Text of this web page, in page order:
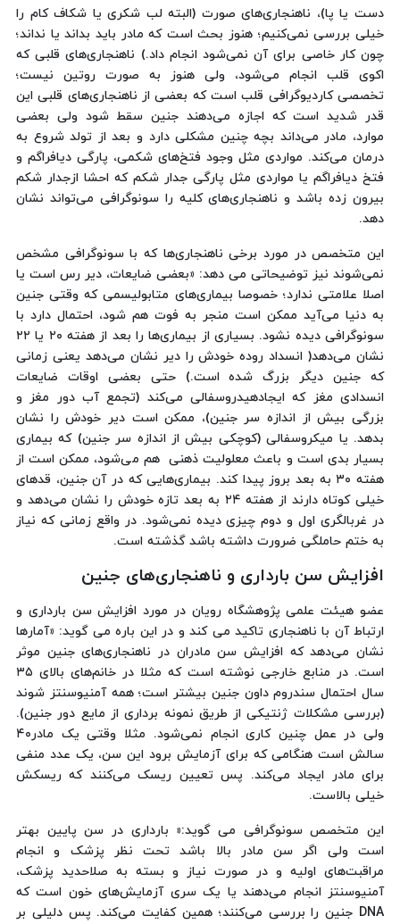
دست یا پا)، ناهنجاری‌های صورت (البته لب شکری یا شکاف کام را
خیلی بررسی نمی‌کنیم؛ هنوز بحث است که مادر باید بداند یا نداند؛
چون کار خاصی برای آن نمی‌شود انجام داد.) ناهنجاری‌های قلبی که
اکوی قلب انجام می‌شود، ولی هنوز به صورت روتین نیست؛
تخصصی کاردیوگرافی قلب است که بعضی از ناهنجاری‌های قلبی این
قدر شدید است که اجازه می‌دهند جنین سقط شود ولی بعضی
موارد، مادر می‌داند بچه چنین مشکلی دارد و بعد از تولد شروع به
درمان می‌کند. مواردی مثل وجود فتخ‌های شکمی، پارگی دیافراگم و
فتخ دیافراگم یا مواردی مثل پارگی جدار شکم که احشا ازجدار شکم
بیرون زده باشد و ناهنجاری‌های کلیه را سونوگرافی می‌تواند نشان
دهد.
این متخصص در مورد برخی ناهنجاری‌ها که با سونوگرافی مشخص
نمی‌شوند نیز توضیحاتی می دهد: «بعضی ضایعات، دیر رس است یا
اصلا علامتی ندارد؛ خصوصا بیماری‌های متابولیسمی که وقتی جنین
به دنیا می‌آید ممکن است منجر به فوت هم شود، احتمال دارد با
سونوگرافی دیده نشود. بسیاری از بیماری‌ها را بعد از هفته ۲۰ یا ۲۲
نشان می‌دهد( انسداد روده خودش را دیر نشان می‌دهد یعنی زمانی
که جنین دیگر بزرگ شده است.) حتی بعضی اوقات ضایعات
انسدادی مغز که ایجادهیدروسفالی می‌کند (تجمع آب دور مغز و
بزرگی بیش از اندازه سر جنین)، ممکن است دیر خودش را نشان
بدهد. یا میکروسفالی (کوچکی بیش از اندازه سر جنین) که بیماری
بسیار بدی است و باعث معلولیت ذهنی هم می‌شود، ممکن است از
هفته ۳۰ به بعد بروز پیدا کند. بیماری‌هایی که در آن جنین، قدهای
خیلی کوتاه دارند از هفته ۲۴ به بعد تازه خودش را نشان می‌دهد و
در غربالگری اول و دوم چیزی دیده نمی‌شود. در واقع زمانی که نیاز
به ختم حاملگی ضرورت داشته باشد گذشته است.
افزایش سن بارداری و ناهنجاری‌های جنین
عضو هیئت علمی پژوهشگاه رویان در مورد افزایش سن بارداری و
ارتباط آن با ناهنجاری تاکید می کند و در این باره می گوید: «آمارها
نشان می‌دهد که افزایش سن مادران در ناهنجاری‌های جنین موثر
است. در منابع خارجی نوشته است که مثلا در خانم‌های بالای ۳۵
سال احتمال سندروم داون جنین بیشتر است؛ همه آمنیوسنتز شوند
(بررسی مشکلات ژنتیکی از طریق نمونه برداری از مایع دور جنین).
ولی در عمل چنین کاری انجام نمی‌شود. مثلا وقتی یک مادر۴۰
سالش است هنگامی که برای آزمایش برود این سن، یک عدد منفی
برای مادر ایجاد می‌کند. پس تعیین ریسک می‌کنند که ریسکش
خیلی بالاست.
این متخصص سونوگرافی می گوید:« بارداری در سن پایین بهتر
است ولی اگر سن مادر بالا باشد تحت نظر پزشک و انجام
مراقبت‌های اولیه و در صورت نیاز و بسته به صلاحدید پزشک،
آمنیوسنتز انجام می‌دهند یا یک سری آزمایش‌های خون است که
DNA جنین را بررسی می‌کنند؛ همین کفایت می‌کند. پس دلیلی بر